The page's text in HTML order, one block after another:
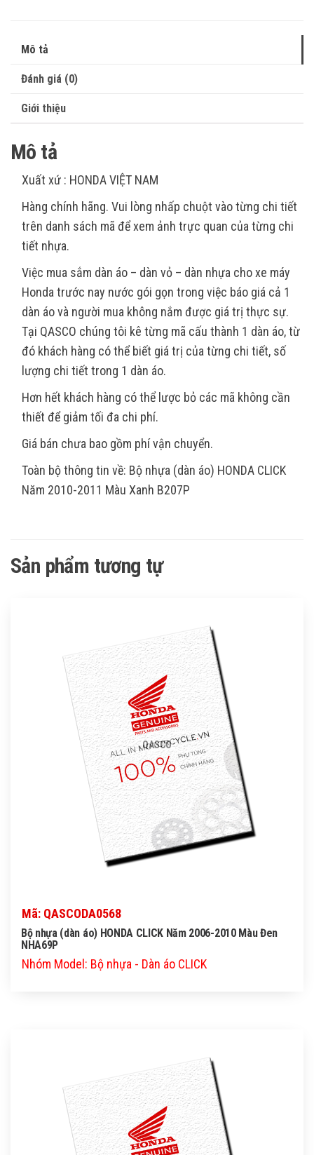
Mô tả
Đánh giá (0)
Giới thiệu
Mô tả
Xuất xứ : HONDA VIỆT NAM
Hàng chính hãng. Vui lòng nhấp chuột vào từng chi tiết
trên danh sách mã để xem ảnh trực quan của từng chi
tiết nhựa.
Việc mua sắm dàn áo – dàn vỏ – dàn nhựa cho xe máy
Honda trước nay nước gói gọn trong việc báo giá cả 1
dàn áo và người mua không nắm được giá trị thực sự.
Tại QASCO chúng tôi kê từng mã cấu thành 1 dàn áo, từ
đó khách hàng có thể biết giá trị của từng chi tiết, số
lượng chi tiết trong 1 dàn áo.
Hơn hết khách hàng có thể lược bỏ các mã không cần
thiết để giảm tối đa chi phí.
Giá bán chưa bao gồm phí vận chuyển.
Toàn bộ thông tin về: Bộ nhựa (dàn áo) HONDA CLICK
Năm 2010-2011 Màu Xanh B207P
Sản phẩm tương tự
QASCO
Mã: QASCODA0568
Bộ nhựa (dàn áo) HONDA CLICK Năm 2006-2010 Màu Đen
NHA69P
Nhóm Model: Bộ nhựa - Dàn áo CLICK